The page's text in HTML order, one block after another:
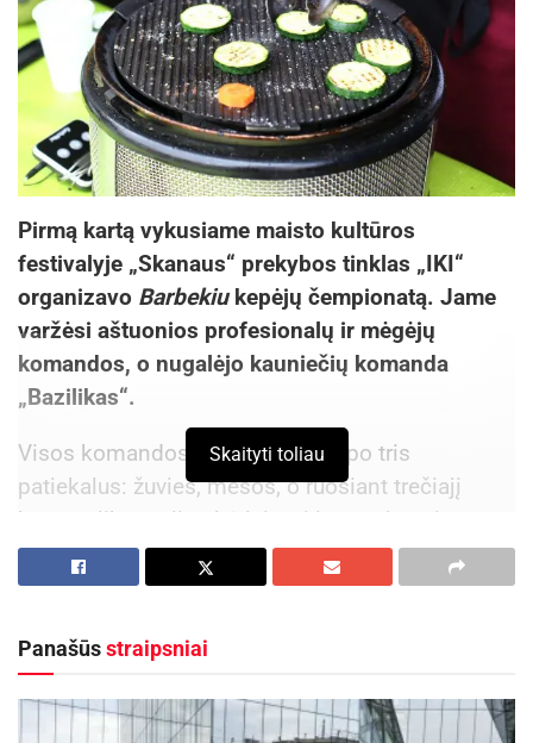
Pirmą kartą vykusiame maisto kultūros
festivalyje „Skanaus“ prekybos tinklas „IKI“
organizavo Barbekiukepėjų čempionatą. Jame
varžėsi aštuonios profesionalų ir mėgėjų
komandos, o nugalėjo kauniečių komanda
„Bazilikas“.
Visos komandos turėjo paruošti po tris
patiekalus: žuvies, mėsos, o ruošiant trečiajį
buvo palikta galimybė laisvai improvizuoti.
Nugalėjusi komanda komisiją sužavėjo
šonkauliukų ir vištienos patiekalais.
Čempionatas prasidėjo žaismingais komandų
prisistatymais. Patiekalus vertino kompetentinga
komisiją, kurią sudarė neseniai iš Švedijoje
Skaityti toliau
Panašūsstraipsniai